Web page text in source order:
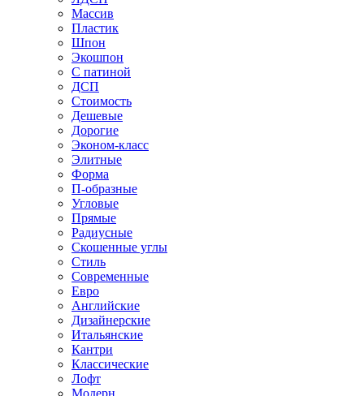
Массив
Пластик
Шпон
Экошпон
С патиной
ДСП
Стоимость
Дешевые
Дорогие
Эконом-класс
Элитные
Форма
П-образные
Угловые
Прямые
Радиусные
Скошенные углы
Стиль
Современные
Евро
Английские
Дизайнерские
Итальянские
Кантри
Классические
Лофт
Модерн